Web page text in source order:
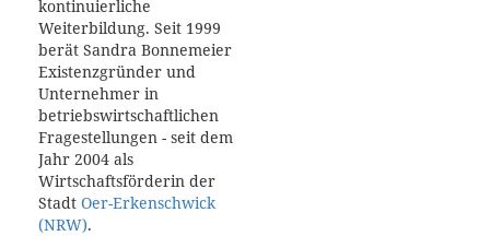
kontinuierliche
Weiterbildung. Seit 1999
berät Sandra Bonnemeier
Existenzgründer und
Unternehmer in
betriebswirtschaftlichen
Fragestellungen - seit dem
Jahr 2004 als
Wirtschaftsförderin der
Stadt Oer-Erkenschwick
(NRW).